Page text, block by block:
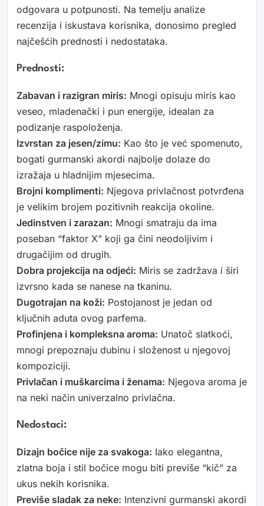
odgovara u potpunosti. Na temelju analize
recenzija i iskustava korisnika, donosimo pregled
najčešćih prednosti i nedostataka.
Prednosti:
Zabavan i razigran miris: Mnogi opisuju miris kao
veseo, mladenački i pun energije, idealan za
podizanje raspoloženja.
Izvrstan za jesen/zimu: Kao što je već spomenuto,
bogati gurmanski akordi najbolje dolaze do
izražaja u hladnijim mjesecima.
Brojni komplimenti: Njegova privlačnost potvrđena
je velikim brojem pozitivnih reakcija okoline.
Jedinstven i zarazan: Mnogi smatraju da ima
poseban “faktor X” koji ga čini neodoljivim i
drugačijim od drugih.
Dobra projekcija na odjeći: Miris se zadržava i širi
izvrsno kada se nanese na tkaninu.
Dugotrajan na koži: Postojanost je jedan od
ključnih aduta ovog parfema.
Profinjena i kompleksna aroma: Unatoč slatkoći,
mnogi prepoznaju dubinu i složenost u njegovoj
kompoziciji.
Privlačan i muškarcima i ženama: Njegova aroma je
na neki način univerzalno privlačna.
Nedostaci:
Dizajn bočice nije za svakoga: Iako elegantna,
zlatna boja i stil bočice mogu biti previše “kič” za
ukus nekih korisnika.
Previše sladak za neke: Intenzivni gurmanski akordi